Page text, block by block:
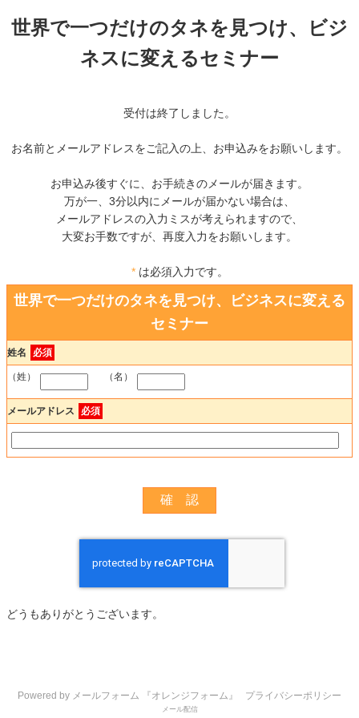
世界で一つだけのタネを見つけ、ビジ
ネスに変えるセミナー
受付は終了しました。
お名前とメールアドレスをご記入の上、お申込みをお願いします。
お申込み後すぐに、お手続きのメールが届きます。
万が一、3分以内にメールが届かない場合は、
メールアドレスの入力ミスが考えられますので、
大変お手数ですが、再度入力をお願いします。
*は必須入力です。
世界で一つだけのタネを見つけ、ビジネスに変える
セミナー
姓名 必須
（姓） （名）
メールアドレス 必須
どうもありがとうございます。
Powered by メールフォーム 『オレンジフォーム』 プライバシーポリシー
メール配信